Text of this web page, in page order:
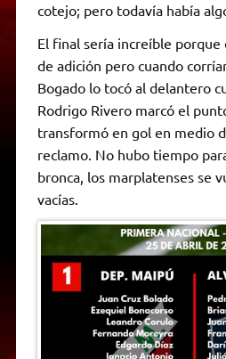
cotejo; pero todavía había
El final sería increíble
de adición pero cuando
Bogado lo tocó al delantero
Rodrigo Rivero marcó el
transformó en gol en medio
reclamo. No hubo tiempo
bronca, los marplatenses se
vacías.